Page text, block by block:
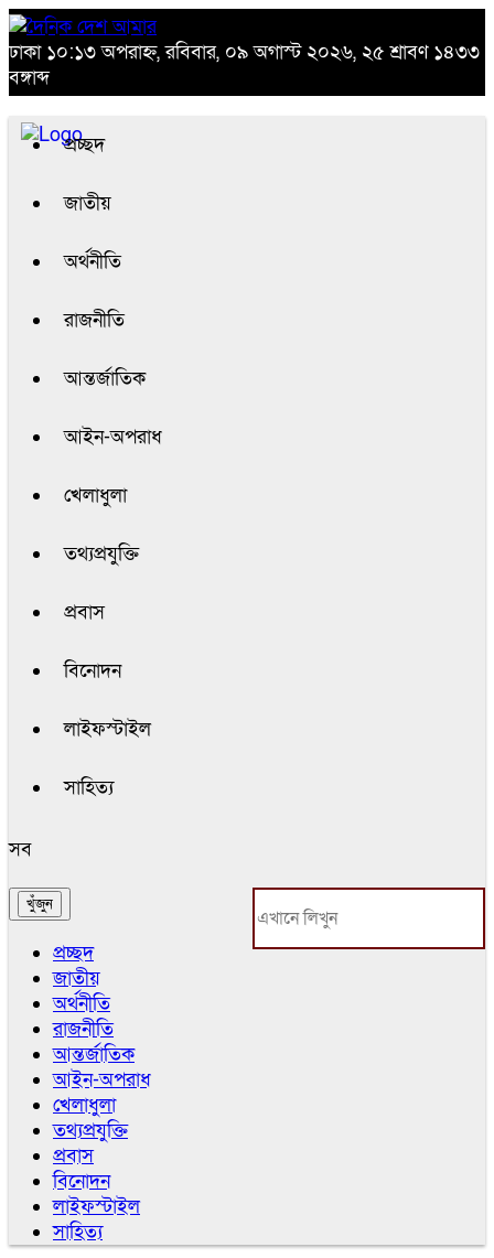
ঢাকা ১০:১৩ অপরাহ্ন, রবিবার, ০৯ অগাস্ট ২০২৬, ২৫ শ্রাবণ ১৪৩৩
বঙ্গাব্দ
প্রচ্ছদ
জাতীয়
অর্থনীতি
রাজনীতি
আন্তর্জাতিক
আইন-অপরাধ
খেলাধুলা
তথ্যপ্রযুক্তি
প্রবাস
বিনোদন
লাইফস্টাইল
সাহিত্য
সব
প্রচ্ছদ
জাতীয়
অর্থনীতি
রাজনীতি
আন্তর্জাতিক
আইন-অপরাধ
খেলাধুলা
তথ্যপ্রযুক্তি
প্রবাস
বিনোদন
লাইফস্টাইল
সাহিত্য